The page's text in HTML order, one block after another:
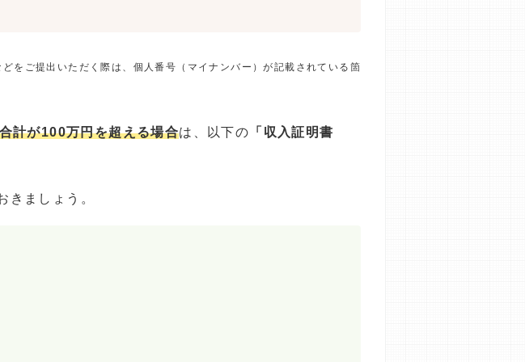
をご提出いただく際は、個人番号（マイナンバー）が記載されている箇
計が100万円を超える場合は、以下の 「収入証明書
きましょう。